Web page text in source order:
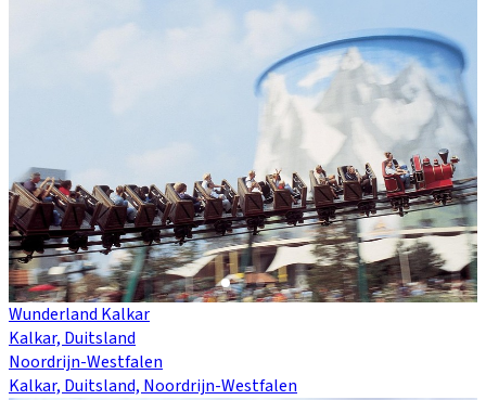
Wunderland Kalkar
Kalkar, Duitsland
Noordrijn-Westfalen
Kalkar, Duitsland, Noordrijn-Westfalen